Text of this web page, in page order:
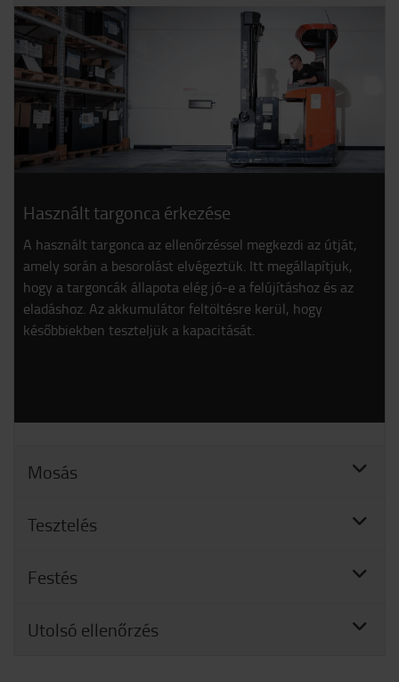
Használt targonca érkezése
A használt targonca az ellenőrzéssel megkezdi az útját,
amely során a besorolást elvégeztük. Itt megállapítjuk,
hogy a targoncák állapota elég jó-e a felújításhoz és az
eladáshoz. Az akkumulátor feltöltésre kerül, hogy
későbbiekben teszteljük a kapacitását.
Mosás
Tesztelés
Festés
Utolsó ellenőrzés